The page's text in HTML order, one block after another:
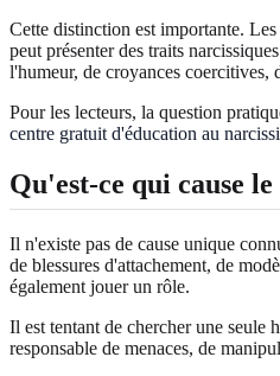
Cette distinction est importante.
peut présenter des traits
l'humeur, de croyances coercitives,
Pour les lecteurs, la question
centre gratuit d'éducation au
Qu'est-ce qui cause
Il n'existe pas de cause unique
de blessures d'attachement, de
également jouer un rôle.
Il est tentant de chercher une seule
responsable de menaces, de